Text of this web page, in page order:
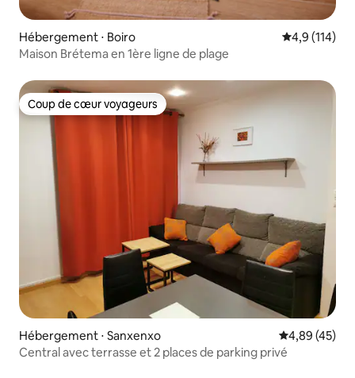
Hébergement ⋅ Boiro Évaluation
4,9 (114)
Maison Brétema en 1ère ligne de plage
Coup de cœur voyageurs
Coup de cœur voyageurs
Hébergement ⋅ Sanxenxo Évaluation
4,89 (45)
Central avec terrasse et 2 places de parking privé